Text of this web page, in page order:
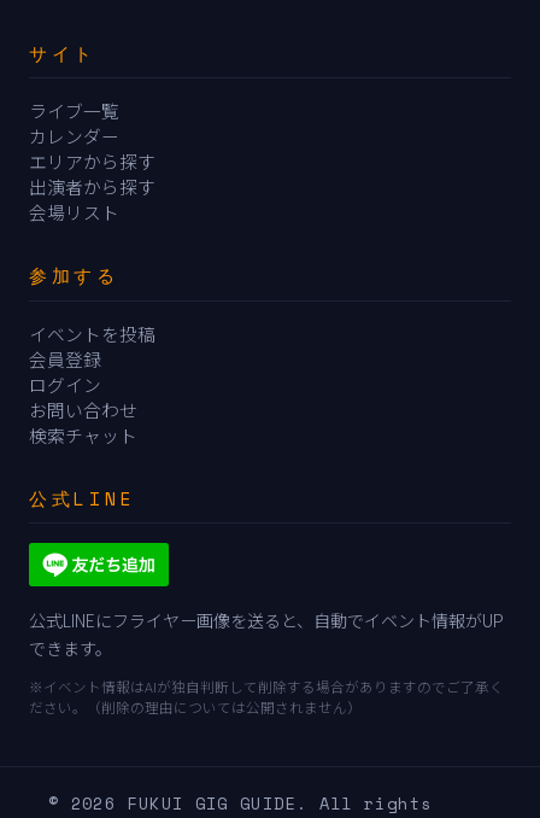
サイト
ライブ一覧
カレンダー
エリアから探す
出演者から探す
会場リスト
参加する
イベントを投稿
会員登録
ログイン
お問い合わせ
検索チャット
公式LINE
公式LINEにフライヤー画像を送ると、自動でイベント情報がUP
できます。
※イベント情報はAIが独自判断して削除する場合がありますのでご了承く
ださい。（削除の理由については公開されません）
© 2026 FUKUI GIG GUIDE. All rights